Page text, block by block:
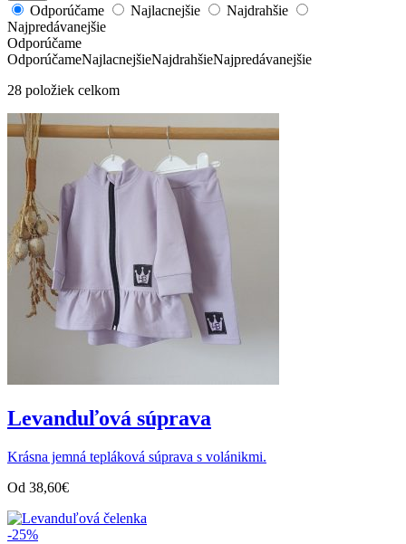
Odporúčame Najlacnejšie
Najdrahšie
Najpredávanejšie
Odporúčame
OdporúčameNajlacnejšieNajdrahšieNajpredávanejšie
28 položiek celkom
Levanduľová súprava
Krásna jemná tepláková súprava s volánikmi.
Od 38,60€
-25%